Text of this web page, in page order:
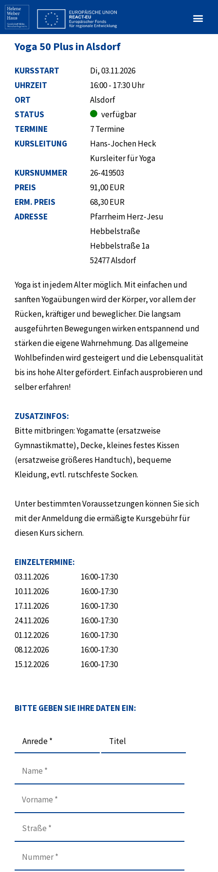
Yoga 50 Plus in Alsdorf
KURSSTART
UHRZEIT
ORT
STATUS
TERMINE
Di, 03.11.2026
16:00 - 17:30 Uhr
Alsdorf
verfügbar
7 Termine
KURSLEITUNG
KURSNUMMER
PREIS
ERM. PREIS
ADRESSE
Hans-Jochen Heck
Kursleiter für Yoga
26-419503
91,00 EUR
68,30 EUR
Pfarrheim Herz-Jesu
Hebbelstraße
Hebbelstraße 1a
52477 Alsdorf
Yoga ist in jedem Alter möglich. Mit einfachen und
sanften Yogaübungen wird der Körper, vor allem der
Rücken, kräftiger und beweglicher. Die langsam
ausgeführten Bewegungen wirken entspannend und
stärken die eigene Wahrnehmung. Das allgemeine
Wohlbefinden wird gesteigert und die Lebensqualität
bis ins hohe Alter gefördert. Einfach ausprobieren und
selber erfahren!
ZUSATZINFOS:
Bitte mitbringen: Yogamatte (ersatzweise
Gymnastikmatte), Decke, kleines festes Kissen
(ersatzweise größeres Handtuch), bequeme
Kleidung, evtl. rutschfeste Socken.
Unter bestimmten Voraussetzungen können Sie sich
mit der Anmeldung die ermäßigte Kursgebühr für
diesen Kurs sichern.
EINZELTERMINE:
03.11.2026
16:00-17:30
10.11.2026
16:00-17:30
17.11.2026
16:00-17:30
24.11.2026
16:00-17:30
01.12.2026
16:00-17:30
08.12.2026
16:00-17:30
15.12.2026
16:00-17:30
BITTE GEBEN SIE IHRE DATEN EIN:
Anrede * Titel